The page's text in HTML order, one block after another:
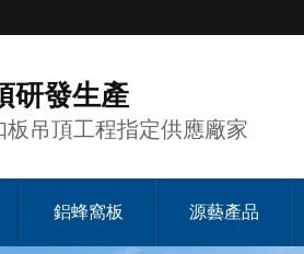
研發生產
板吊頂工程指定供應廠家
鋁蜂窩板 源藝產品